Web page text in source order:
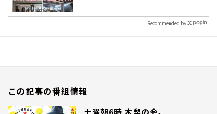
Recommended by
この記事の番組情報
土曜朝6時 木梨の会。